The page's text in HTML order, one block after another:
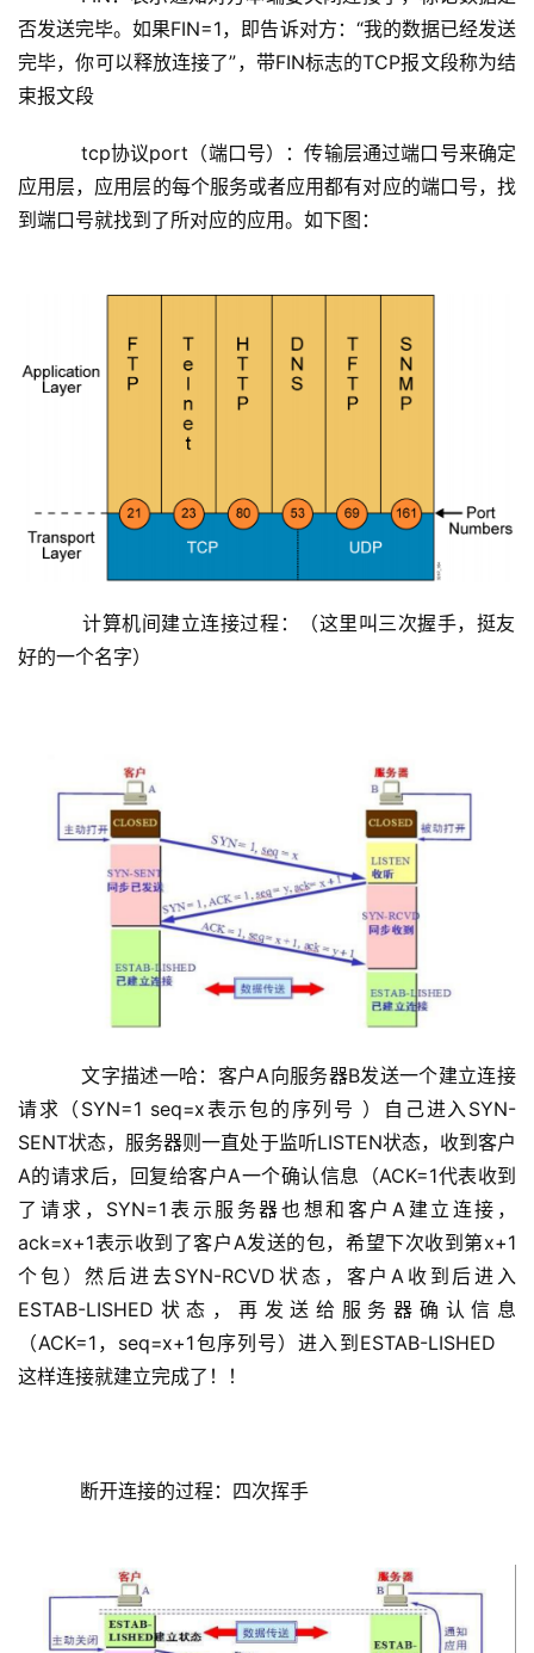
否发送完毕。如果FIN=1，即告诉对方：“我的数据已经发送
完毕，你可以释放连接了”，带FIN标志的TCP报文段称为结
束报文段
应用层，应用层的每个服务或者应用都有对应的端口号，找
到端口号就找到了所对应的应用。如下图：
    计算机间建立连接过程：（这里叫三次握手，挺友
好的一个名字）
    文字描述一哈：客户A向服务器B发送一个建立连接
请求（SYN=1 seq=x表示包的序列号 ）自己进入SYN-
SENT状态，服务器则一直处于监听LISTEN状态，收到客户
A的请求后，回复给客户A一个确认信息（ACK=1代表收到
了请求，SYN=1表示服务器也想和客户A建立连接，
ack=x+1表示收到了客户A发送的包，希望下次收到第x+1
个包）然后进去SYN-RCVD状态，客户A收到后进入
ESTAB-LISHED状态，再发送给服务器确认信息
（ACK=1，seq=x+1包序列号）进入到ESTAB-LISHED
这样连接就建立完成了！！
    断开连接的过程：四次挥手